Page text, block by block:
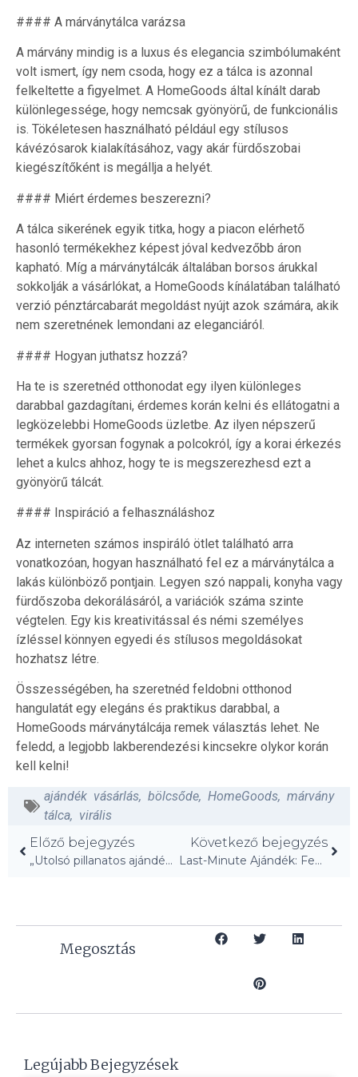
#### A márványtálca varázsa
A márvány mindig is a luxus és elegancia szimbólumaként
volt ismert, így nem csoda, hogy ez a tálca is azonnal
felkeltette a figyelmet. A HomeGoods által kínált darab
különlegessége, hogy nemcsak gyönyörű, de funkcionális
is. Tökéletesen használható például egy stílusos
kávézósarok kialakításához, vagy akár fürdőszobai
kiegészítőként is megállja a helyét.
#### Miért érdemes beszerezni?
A tálca sikerének egyik titka, hogy a piacon elérhető
hasonló termékekhez képest jóval kedvezőbb áron
kapható. Míg a márványtálcák általában borsos árukkal
sokkolják a vásárlókat, a HomeGoods kínálatában található
verzió pénztárcabarát megoldást nyújt azok számára, akik
nem szeretnének lemondani az eleganciáról.
#### Hogyan juthatsz hozzá?
Ha te is szeretnéd otthonodat egy ilyen különleges
darabbal gazdagítani, érdemes korán kelni és ellátogatni a
legközelebbi HomeGoods üzletbe. Az ilyen népszerű
termékek gyorsan fogynak a polcokról, így a korai érkezés
lehet a kulcs ahhoz, hogy te is megszerezhesd ezt a
gyönyörű tálcát.
#### Inspiráció a felhasználáshoz
Az interneten számos inspiráló ötlet található arra
vonatkozóan, hogyan használható fel ez a márványtálca a
lakás különböző pontjain. Legyen szó nappali, konyha vagy
fürdőszoba dekorálásáról, a variációk száma szinte
végtelen. Egy kis kreativitással és némi személyes
ízléssel könnyen egyedi és stílusos megoldásokat
hozhatsz létre.
Összességében, ha szeretnéd feldobni otthonod
hangulatát egy elegáns és praktikus darabbal, a
HomeGoods márványtálcája remek választás lehet. Ne
feledd, a legjobb lakberendezési kincsekre olykor korán
kell kelni!
ajándék vásárlás, bölcsőde, HomeGoods, márvány
tálca, virális
Előző bejegyzés
„Utolsó pillanatos ajándékok: Stílusguruk kedvencei!”
Következő bejegyzés
Last-Minute Ajándék: Fedezd fel a Costco titkát!
Megosztás
Legújabb Bejegyzések